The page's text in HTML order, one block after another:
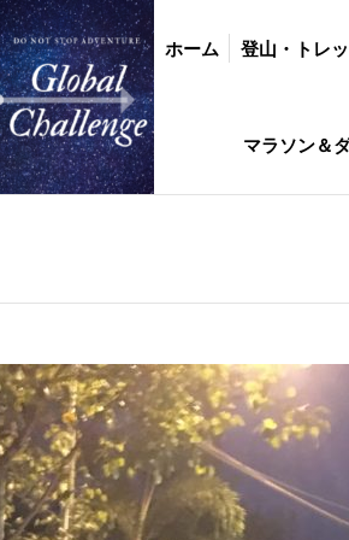
ホーム 登山・トレ
マラソン＆
ホーム 登山・トレッキング バイク・